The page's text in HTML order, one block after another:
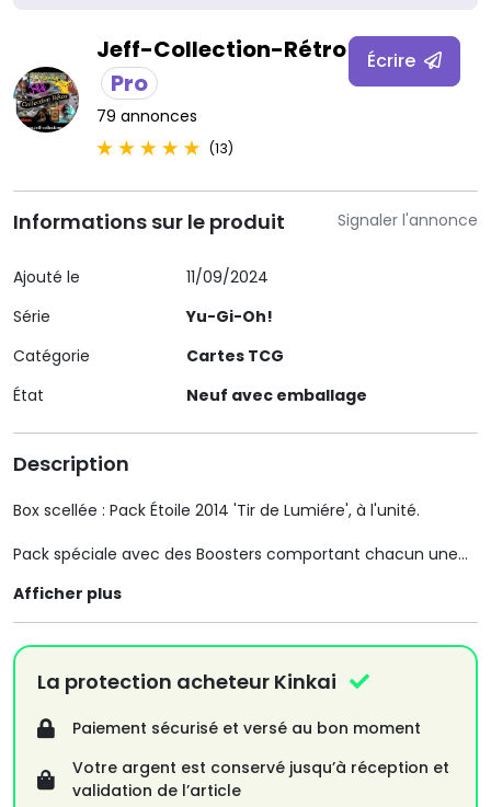
Jeff-Collection-Rétro
Pro
79 annonces
(13)
Écrire
Signaler l'annonce
Informations sur le produit
Ajouté le
11/09/2024
Série
Yu-Gi-Oh!
Catégorie
Cartes TCG
État
Neuf avec emballage
Description
Box scellée : Pack Étoile 2014 'Tir de Lumiére', à l'unité.
Pack spéciale avec des Boosters comportant chacun une
brillante ), uniquement accessible dans ces séries spéciales.
En état : Neuf et scellé,
Édition : Konami 2014
Jeff-collection-retro.com/
Pour retrouver d'avantage d'articles de collection Panini/
Merlin collection / Jouets / Jeux / Cartes à collectionner (
Afficher plus
La protection acheteur Kinkai
Paiement sécurisé et versé au bon moment
Votre argent est conservé jusqu’à réception et
validation de l’article